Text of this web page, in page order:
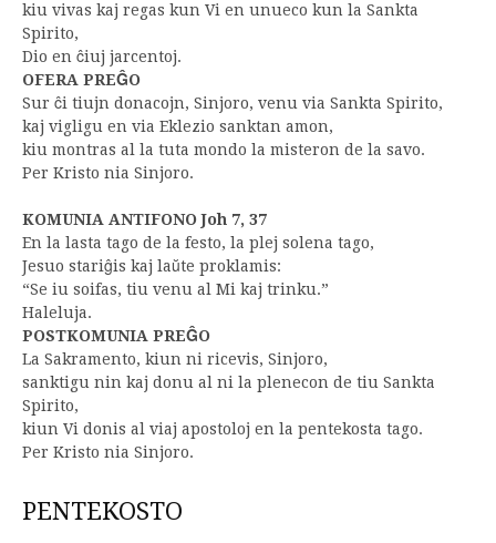
kiu vivas kaj regas kun Vi en unueco kun la Sankta
Spirito,
Dio en ĉiuj jarcentoj.
OFERA PREĜO
Sur ĉi tiujn donacojn, Sinjoro, venu via Sankta Spirito,
kaj vigligu en via Eklezio sanktan amon,
kiu montras al la tuta mondo la misteron de la savo.
Per Kristo nia Sinjoro.
KOMUNIA ANTIFONO Joh 7, 37
En la lasta tago de la festo, la plej solena tago,
Jesuo stariĝis kaj laŭte proklamis:
“Se iu soifas, tiu venu al Mi kaj trinku.”
Haleluja.
POSTKOMUNIA PREĜO
La Sakramento, kiun ni ricevis, Sinjoro,
sanktigu nin kaj donu al ni la plenecon de tiu Sankta
Spirito,
kiun Vi donis al viaj apostoloj en la pentekosta tago.
Per Kristo nia Sinjoro.
PENTEKOSTO